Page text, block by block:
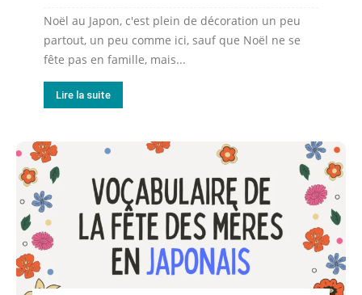
Noël au Japon, c'est plein de décoration un peu
partout, un peu comme ici, sauf que Noël ne se
fête pas en famille, mais...
Lire la suite